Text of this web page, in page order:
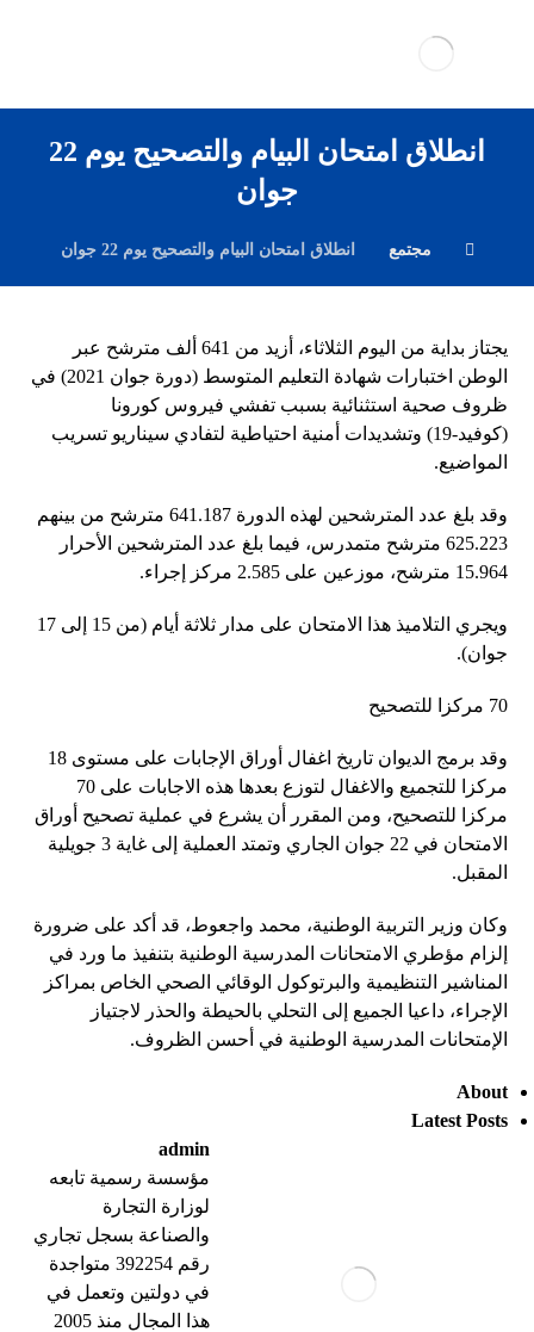
انطلاق امتحان البيام والتصحيح يوم 22
جوان
مجتمع انطلاق امتحان البيام والتصحيح يوم 22 جوان
يجتاز بداية من اليوم الثلاثاء، أزيد من 641 ألف مترشح عبر
الوطن اختبارات شهادة التعليم المتوسط (دورة جوان 2021) في
ظروف صحية استثنائية بسبب تفشي فيروس كورونا
(كوفيد-19) وتشديدات أمنية احتياطية لتفادي سيناريو تسريب
المواضيع.
وقد بلغ عدد المترشحين لهذه الدورة 641.187 مترشح من بينهم
625.223 مترشح متمدرس، فيما بلغ عدد المترشحين الأحرار
15.964 مترشح، موزعين على 2.585 مركز إجراء.
ويجري التلاميذ هذا الامتحان على مدار ثلاثة أيام (من 15 إلى 17
جوان).
70 مركزا للتصحيح
وقد برمج الديوان تاريخ اغفال أوراق الإجابات على مستوى 18
مركزا للتجميع والاغفال لتوزع بعدها هذه الاجابات على 70
مركزا للتصحيح، ومن المقرر أن يشرع في عملية تصحيح أوراق
الامتحان في 22 جوان الجاري وتمتد العملية إلى غاية 3 جويلية
المقبل.
وكان وزير التربية الوطنية، محمد واجعوط، قد أكد على ضرورة
إلزام مؤطري الامتحانات المدرسية الوطنية بتنفيذ ما ورد في
المناشير التنظيمية والبرتوكول الوقائي الصحي الخاص بمراكز
الإجراء، داعيا الجميع إلى التحلي بالحيطة والحذر لاجتياز
الإمتحانات المدرسية الوطنية في أحسن الظروف.
About
Latest Posts
admin
مؤسسة رسمية تابعه
لوزارة التجارة
والصناعة بسجل تجاري
رقم 392254 متواجدة
في دولتين وتعمل في
هذا المجال منذ 2005